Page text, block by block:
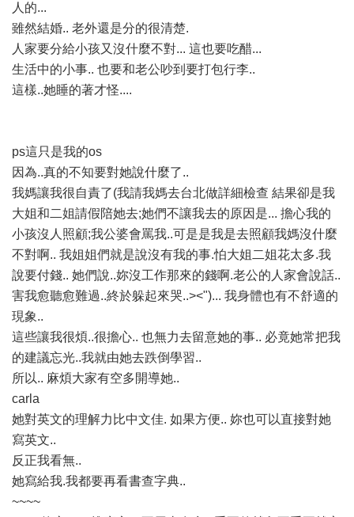
人的...
雖然結婚.. 老外還是分的很清楚.
人家要分給小孩又沒什麼不對... 這也要吃醋...
生活中的小事.. 也要和老公吵到要打包行李..
這樣..她睡的著才怪....
ps這只是我的os
因為..真的不知要對她說什麼了..
我媽讓我很自責了(我請我媽去台北做詳細檢查 結果卻是我
大姐和二姐請假陪她去;她們不讓我去的原因是... 擔心我的
小孩沒人照顧;我公婆會罵我..可是是我是去照顧我媽沒什麼
不對啊.. 我姐姐們就是說沒有我的事.怕大姐二姐花太多.我
說要付錢.. 她們說..妳沒工作那來的錢啊.老公的人家會說話..
害我愈聽愈難過..終於躲起來哭..><")... 我身體也有不舒適的
現象..
這些讓我很煩..很擔心.. 也無力去留意她的事.. 必竟她常把我
的建議忘光..我就由她去跌倒學習..
所以.. 麻煩大家有空多開導她..
carla
她對英文的理解力比中文佳. 如果方便.. 妳也可以直接對她
寫英文..
反正我看無..
她寫給我.我都要再看書查字典..
~~~~